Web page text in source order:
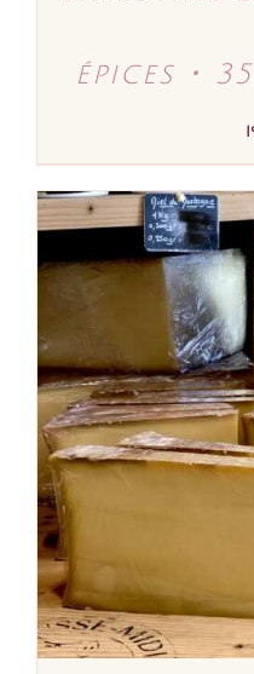
épices ･
AJOUTER
DÉTAILS